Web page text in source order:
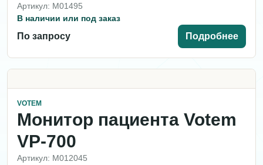
Артикул: M01495
В наличии или под заказ
По запросу Подробнее
VOTEM
Монитор пациента Votem
VP-700
Артикул: M012045